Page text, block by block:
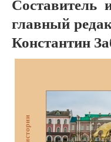
Составитель
главный
Константин